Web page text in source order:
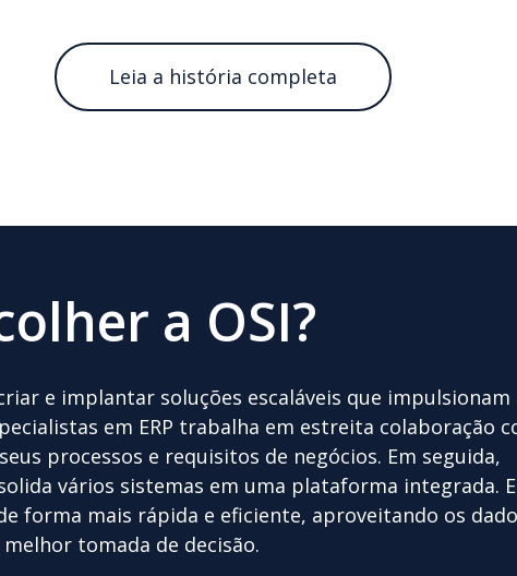
Leia a história completa
a OSI?
e implantar soluções escaláveis ​​que impulsionam
em ERP trabalha em estreita colaboração
processos e requisitos de negócios. Em seguida,
vários sistemas em uma plataforma integrada.
forma mais rápida e eficiente, aproveitando os
tomada de decisão.